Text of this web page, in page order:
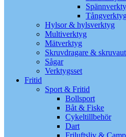
Hylsor & hylsverktyg
Multiverktyg
Mätverktyg
Skruvdragare &
Sågar
Verktygsset
Fritid
Sport & Fritid
Bollsport
Båt & Fiske
Cykeltillbehör
Dart
Friluftsliv &